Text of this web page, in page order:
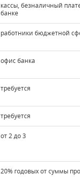
кассы, безналичный
банке
работники бюджетной
офис банка
требуется
требуется
от 2 до 3
20% годовых от суммы